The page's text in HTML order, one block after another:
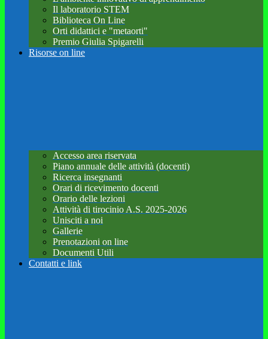
Il laboratorio STEM
Biblioteca On Line
Orti didattici e "metaorti"
Premio Giulia Spigarelli
Risorse on line
Accesso area riservata
Piano annuale delle attività (docenti)
Ricerca insegnanti
Orari di ricevimento docenti
Orario delle lezioni
Attività di tirocinio A.S. 2025-2026
Unisciti a noi
Gallerie
Prenotazioni on line
Documenti Utili
Contatti e link